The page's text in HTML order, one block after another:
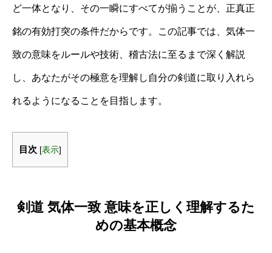
ど一体となり、その一瞬にすべてが揃うことが、正真正
銘の有効打突の条件だからです。この記事では、気体一
致の意味をルールや技術、稽古法に至るまで深く解説
し、あなたがその極意を理解し自分の剣道に取り入れら
れるようになることを目指します。
目次 [表示]
剣道 気体一致 意味を正しく理解するた
めの基本概念